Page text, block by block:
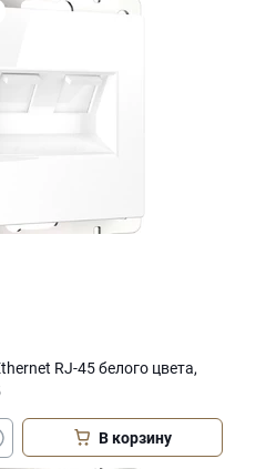
RJ-45 белого цвета,
В корзину